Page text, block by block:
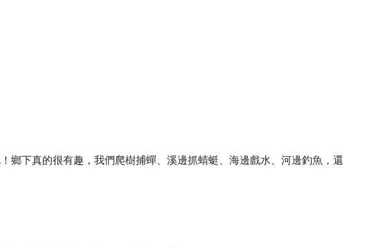
鄉下真的很有趣，我們爬樹捕蟬、溪邊抓蜻蜓、海邊戲水、河邊釣魚，還